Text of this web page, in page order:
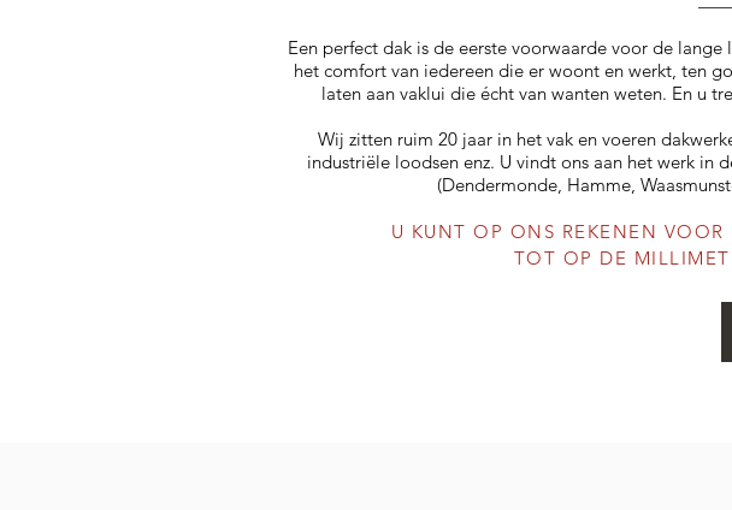
Een perfect dak is de eerste voorwaarde voor de
het comfort van iedereen die er woont en werkt, ten
laten aan vaklui die écht van wanten weten. En u
Wij zitten ruim 20 jaar in het vak en voeren
industriële loodsen enz. U vindt ons aan het werk
(Dendermonde, Hamme,
U KUNT OP ONS REKENEN
TOT OP DE